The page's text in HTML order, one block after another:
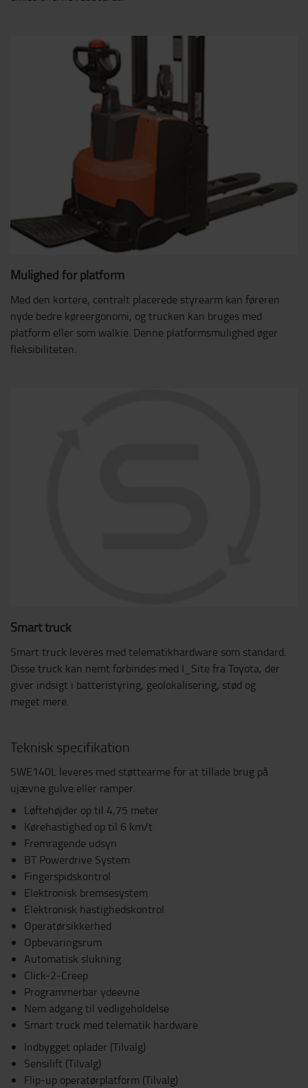
Mulighed for platform
Med den kortere, centralt placerede styrearm kan føreren
nyde bedre køreergonomi, og trucken kan bruges med
platform eller som walkie. Denne platformsmulighed øger
fleksibiliteten.
Smart truck
Smart truck leveres med telematikhardware som standard.
Disse truck kan nemt forbindes med I_Site fra Toyota, der
giver indsigt i batteristyring, geolokalisering, stød og
meget mere.
Teknisk specifikation
SWE140L leveres med støttearme for at tillade brug på
ujævne gulve eller ramper.
Løftehøjder op til 4,75 meter
Kørehastighed op til 6 km/t
Fremragende udsyn
BT Powerdrive System
Fingerspidskontrol
Elektronisk bremsesystem
Elektronisk hastighedskontrol
Operatørsikkerhed
Opbevaringsrum
Automatisk slukning
Click-2-Creep
Programmerbar ydeevne
Nem adgang til vedligeholdelse
Smart truck med telematik hardware
Indbygget oplader (Tilvalg)
Sensilift (Tilvalg)
Flip-up operatørplatform (Tilvalg)